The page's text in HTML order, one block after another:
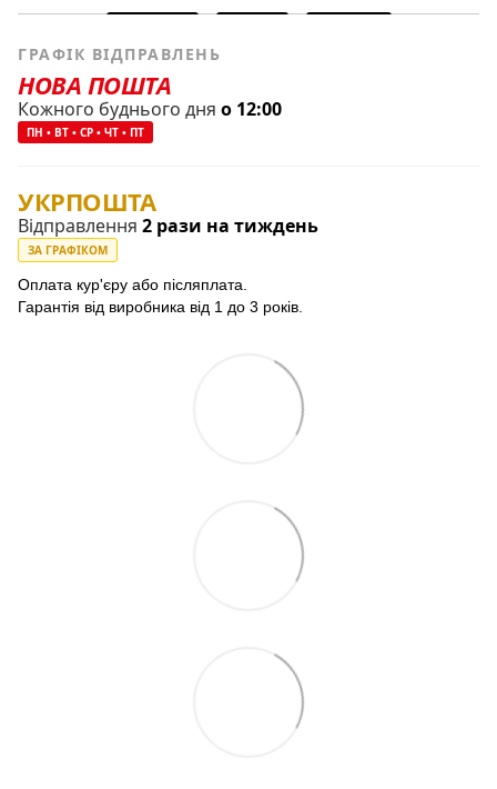
ГРАФІК ВІДПРАВЛЕНЬ
НОВА ПОШТА
Кожного буднього дня о 12:00
ПН • ВТ • СР • ЧТ • ПТ
УКРПОШТА
Відправлення 2 рази на тиждень
ЗА ГРАФІКОМ
Оплата кур'єру або післяплата.
Гарантія від виробника від 1 до 3 років.